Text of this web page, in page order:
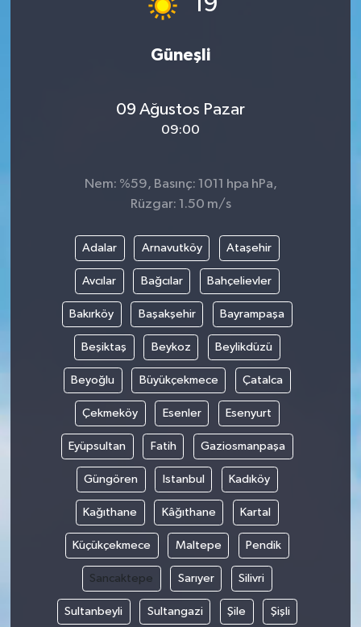
Güneşli
09 Ağustos Pazar
09:00
Nem: %59, Basınç: 1011 hpa hPa,
Rüzgar: 1.50 m/s
Adalar Arnavutköy Ataşehir
Avcılar Bağcılar Bahçelievler
Bakırköy Başakşehir Bayrampaşa
Beşiktaş Beykoz Beylikdüzü
Beyoğlu Büyükçekmece Çatalca
Çekmeköy Esenler Esenyurt
Eyüpsultan Fatih Gaziosmanpaşa
Güngören Istanbul Kadıköy
Kağıthane Kâğıthane Kartal
Küçükçekmece Maltepe Pendik
Sancaktepe Sarıyer Silivri
Sultanbeyli Sultangazi Şile Şişli